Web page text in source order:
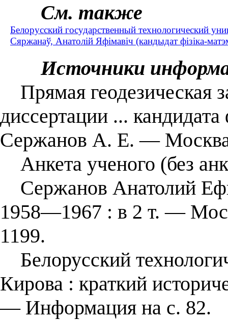
См. также
Белорусский государственный технологический
Сяржанаў, Анатолій Яфімавіч (кандыдат фізіка-
Источники
Прямая геодезическая
диссертации ...
Сержанов А. Е. ―
Анкета ученого (без
Сержанов Анатолий
1958—1967 : в 2 т. —
1199.
Белорусский
Кирова : краткий
— Информация на с. 82.